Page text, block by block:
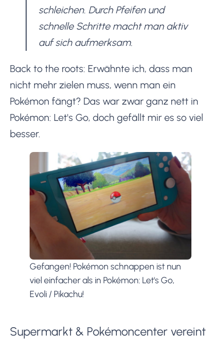
schleichen. Durch Pfeifen und
schnelle Schritte macht man aktiv
auf sich aufmerksam.
Back to the roots: Erwähnte ich, dass man
nicht mehr zielen muss, wenn man ein
Pokémon fängt? Das war zwar ganz nett in
Pokémon: Let's Go, doch gefällt mir es so viel
besser.
Gefangen! Pokémon schnappen ist nun
viel einfacher als in Pokémon: Let's Go,
Evoli / Pikachu!
Supermarkt & Pokémoncenter vereint